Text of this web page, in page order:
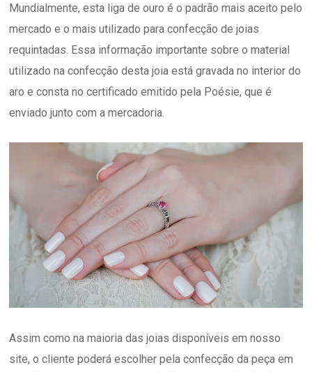
Mundialmente, esta liga de ouro é o padrão mais aceito pelo
mercado e o mais utilizado para confecção de joias
requintadas. Essa informação importante sobre o material
utilizado na confecção desta joia está gravada no interior do
aro e consta no certificado emitido pela Poésie, que é
enviado junto com a mercadoria.
Assim como na maioria das joias disponíveis em nosso
site, o cliente poderá escolher pela confecção da peça em